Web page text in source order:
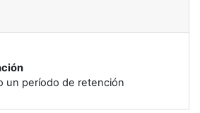
un período de retención